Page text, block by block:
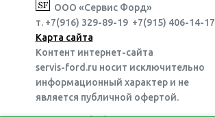
ООО «Сервис Форд»
т. +7(916) 329-89-19 +7(915) 406-14-17
Карта сайта
Контент интернет-сайта
servis-ford.ru носит исключительно
информационный характер и не
является публичной офертой.